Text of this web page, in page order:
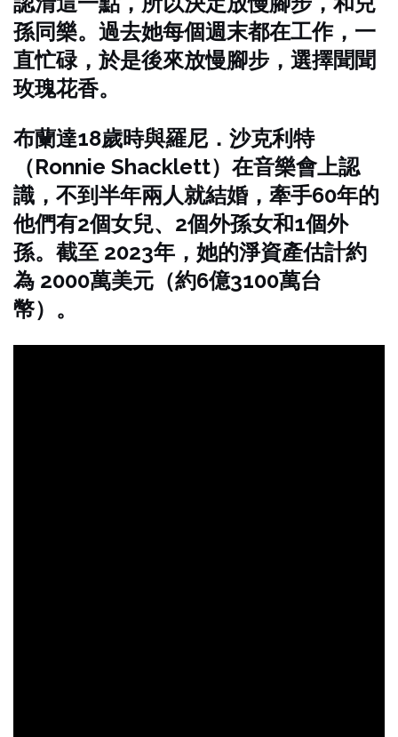
孫同樂。過去她每個週末都在工作，一
直忙碌，於是後來放慢腳步，選擇聞聞
玫瑰花香。
布蘭達18歲時與羅尼．沙克利特
（Ronnie Shacklett）在音樂會上認
識，不到半年兩人就結婚，牽手60年的
他們有2個女兒、2個外孫女和1個外
孫。截至 2023年，她的淨資產估計約
為 2000萬美元（約6億3100萬台
幣）。